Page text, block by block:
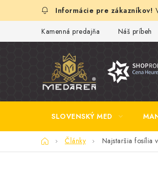
Kamenná predajňa Náš príbeh
SLOVENSKÝ MED
DomovČlánky Najstaršia fosília